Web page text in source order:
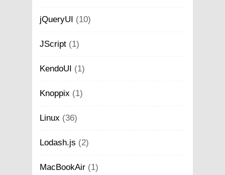
jQueryUI (10)
JScript (1)
KendoUI (1)
Knoppix (1)
Linux (36)
Lodash.js (2)
MacBookAir (1)